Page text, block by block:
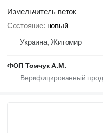
Измельчитель веток
Состояние новый
Украина, Житомир
ФОП Томчук А.М.